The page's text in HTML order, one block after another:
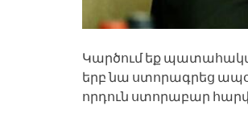
Կարծում եք
երբ նա ստորագրեց
որդուն ստորաբար